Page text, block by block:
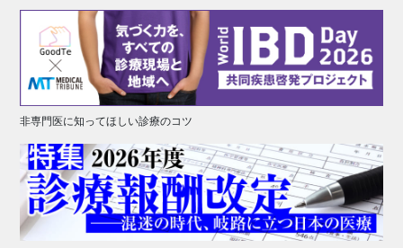
非専門医に知ってほしい診療のコツ